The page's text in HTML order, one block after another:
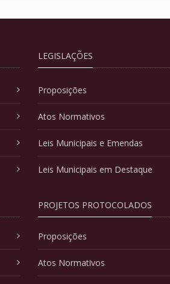
LEGISLAÇÕES
Proposições
Atos Normativos
Leis Municipais e Emendas
Leis Municipais em Destaque
PROJETOS PROTOCOLADOS
Proposições
Atos Normativos